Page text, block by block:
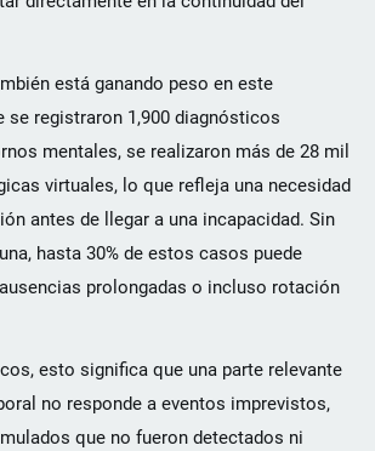
está ganando peso en este
se registraron 1,900 diagnósticos
mentales, se realizaron más de 28 mil
virtuales, lo que refleja una necesidad
antes de llegar a una incapacidad. Sin
hasta 30% de estos casos puede
prolongadas o incluso rotación
esto significa que una parte relevante
no responde a eventos imprevistos,
que no fueron detectados ni